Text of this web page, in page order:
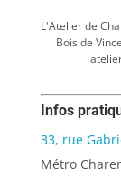
L'Atelier de
Bois de
Infos
33, rue
Métro